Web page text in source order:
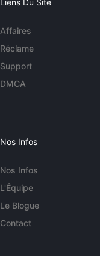
Liens Du Site
Affaires
Réclame
Support
DMCA
Nos Infos
Nos Infos
L'Équipe
Le Blogue
Contact